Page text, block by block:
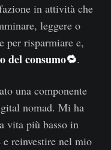
in attività che
leggere o
per risparmiare e,
del consumo🔁.
una componente
nomad. Mi ha
vita più basso in
reinvestire nel mio